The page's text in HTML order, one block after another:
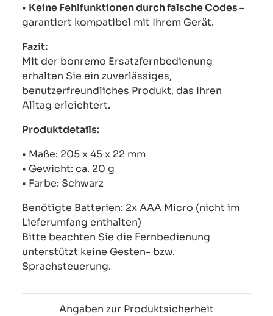
• Keine Fehlfunktionen durch falsche Codes–
garantiert kompatibel mit Ihrem Gerät.
Fazit:
Mit der bonremo Ersatzfernbedienung
erhalten Sie ein zuverlässiges,
benutzerfreundliches Produkt, das Ihren
Alltag erleichtert.
Produktdetails:
• Maße: 205 x 45 x 22 mm
• Gewicht: ca. 20 g
• Farbe: Schwarz
Benötigte Batterien: 2x AAA Micro (nicht im
Lieferumfang enthalten)
Bitte beachten Sie die Fernbedienung
unterstützt keine Gesten- bzw.
Sprachsteuerung.
Angaben zur Produktsicherheit